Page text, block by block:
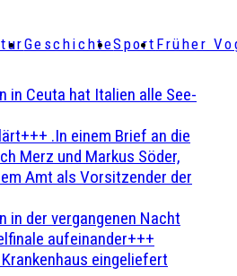
GeschichteSport Früher
in Ceuta hat Italien alle See-
.In einem Brief an die
Merz und Markus Söder,
Amt als Vorsitzender der
in der vergangenen Nacht
aufeinander+++
eingeliefert